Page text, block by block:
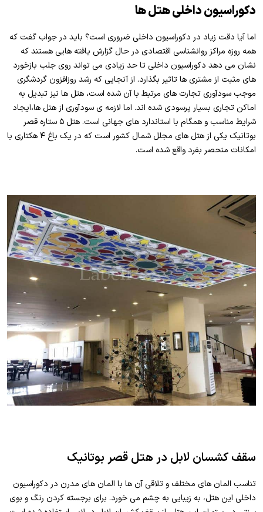
دکوراسیون داخلی هتل ها
اما آیا دقت زیاد در دکوراسیون داخلی ضروری است؟ باید در جواب گفت که
همه روزه مراکز روانشناسی اقتصادی در حال گزارش یافته هایی هستند که
نشان می دهد دکوراسیون داخلی تا حد زیادی می تواند روی جلب بازخورد
های مثبت از مشتری ها تاثیر بگذارد. از آنجایی که رشد روزافزون گردشگری
موجب سودآوری تجارت های مرتبط با آن شده است، هتل ها نیز تبدیل به
اماکن تجاری بسیار پرسودی شده اند. اما لازمه ی سودآوری از هتل ها،ایجاد
شرایط مناسب و همگام با استاندارد های جهانی است. هتل ۵ ستاره قصر
بوتانیک یکی از هتل های مجلل شمال کشور است که در یک باغ ۴ هکتاری با
امکانات منحصر بفرد واقع شده است.
سقف کشسان لابل در هتل قصر بوتانیک
تناسب المان های مختلف و تلاقی آن ها با المان های مدرن در دکوراسیون
داخلی این هتل، به زیبایی به چشم می خورد. برای برجسته کردن رنگ و بوی